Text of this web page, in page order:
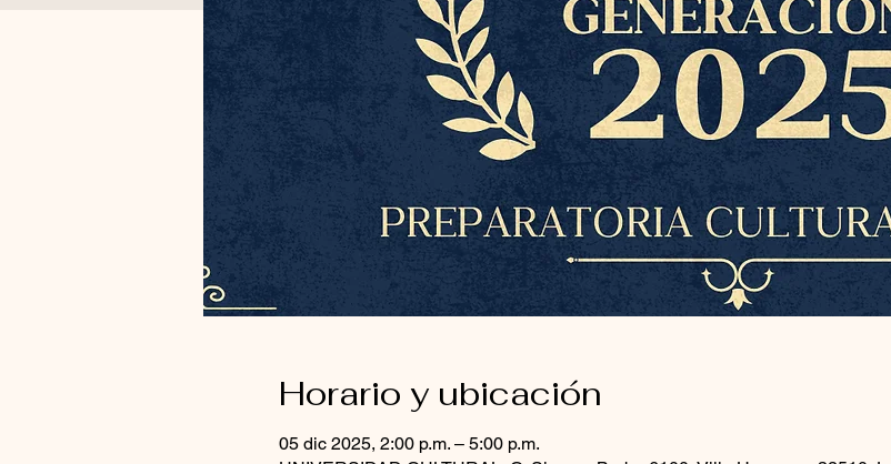
Horario y ubicación
05 dic 2025, 2:00 p.m. – 5:00 p.m.